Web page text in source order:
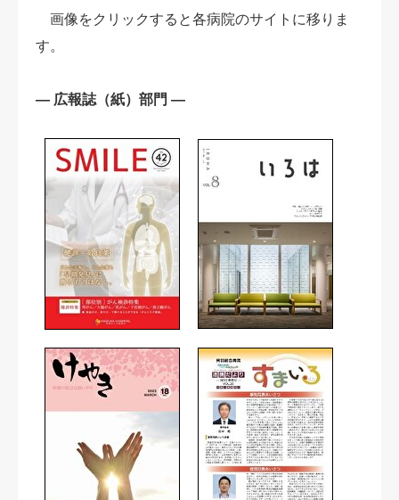
画像をクリックすると各病院のサイトに移りま
す。
― 広報誌（紙）部門 ―